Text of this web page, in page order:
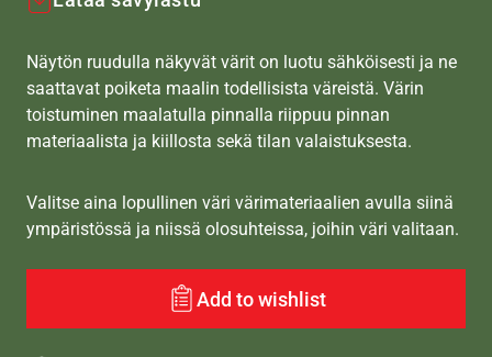
Näytön ruudulla näkyvät värit on luotu sähköisesti ja ne
saattavat poiketa maalin todellisista väreistä. Värin
toistuminen maalatulla pinnalla riippuu pinnan
materiaalista ja kiillosta sekä tilan valaistuksesta.
Valitse aina lopullinen väri värimateriaalien avulla siinä
ympäristössä ja niissä olosuhteissa, joihin väri valitaan.
Add to wishlist